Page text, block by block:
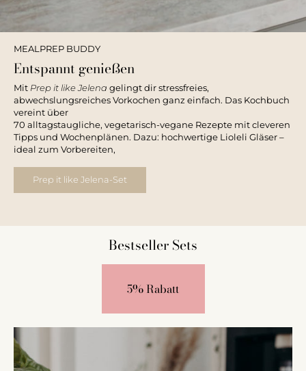
MEALPREP BUDDY
Entspannt genießen
Mit Prep it like Jelena gelingt dir stressfreies,
abwechslungsreiches Vorkochen ganz einfach. Das Kochbuch
vereint über
70 alltagstaugliche, vegetarisch-vegane Rezepte mit cleveren
Tipps und Wochenplänen. Dazu: hochwertige Lioleli Gläser –
ideal zum Vorbereiten,
Prep it like Jelena-Set
Bestseller Sets
5% Rabatt